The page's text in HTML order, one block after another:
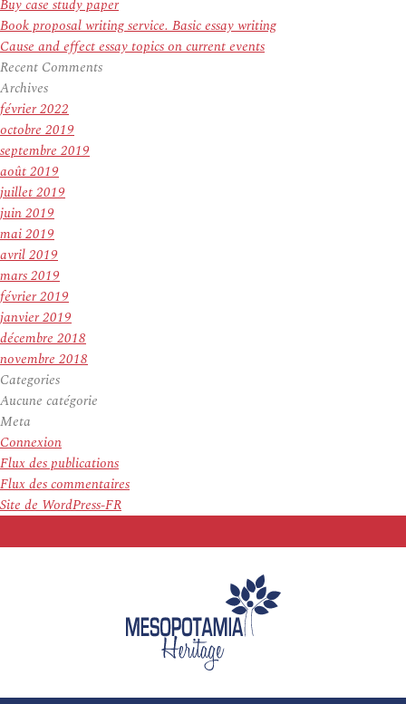
Buy case study paper
Book proposal writing service. Basic essay writing
Cause and effect essay topics on current events
Recent Comments
Archives
février 2022
octobre 2019
septembre 2019
août 2019
juillet 2019
juin 2019
mai 2019
avril 2019
mars 2019
février 2019
janvier 2019
décembre 2018
novembre 2018
Categories
Aucune catégorie
Meta
Connexion
Flux des publications
Flux des commentaires
Site de WordPress-FR